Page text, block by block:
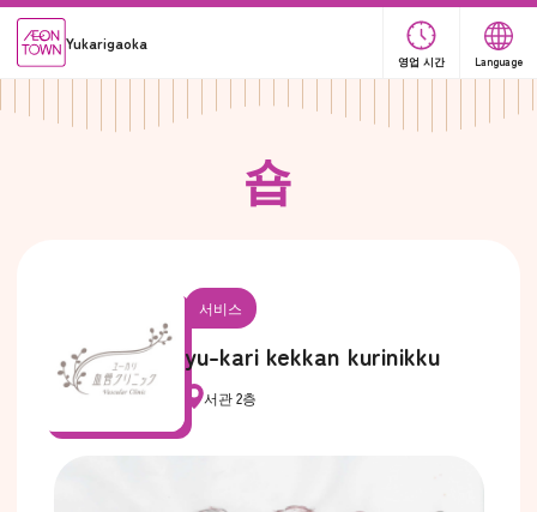
Yukarigaoka
영업 시간 Language
숍
서비스
yu-kari kekkan kurinikku
서관 2층